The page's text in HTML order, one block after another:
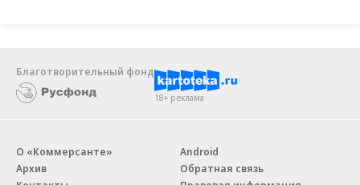
Благотворительный фонд
18+ реклама
О «Коммерсанте»
Архив
Android
Обратная связь